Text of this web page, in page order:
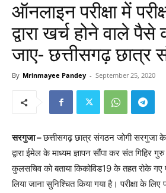
ऑनलाइन परीक्षा में
द्वारा खर्च होने वाले पैसे
जाए- छत्तीसगढ़ छात्र
By Mrinmayee Pandey - September 25, 2020
सरगुजा –छत्तीसगढ़ छात्र संगठन जोगी सरगुजा के
द्वारा ईमेल के माध्यम ज्ञापन सौंपा कर संत गिहिर
कुलसचिव को बताया किकोविड19 के तहत रोके गए
लिया जाना सुनिश्चित किया गया है। परीक्षा के लिए